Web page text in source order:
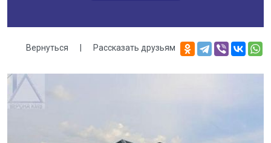
Вернуться | Рассказать друзьям
Галерея